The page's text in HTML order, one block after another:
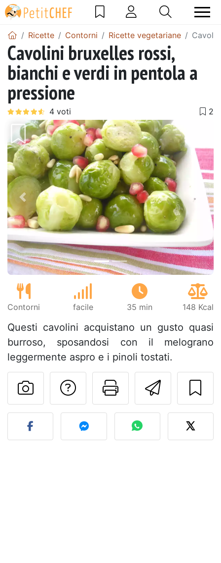
Ricette Contorni Ricette vegetariane
Cavolini bruxelles rossi,
bianchi e verdi in pentola a
pressione
Precedente
Contorni facile 35 min 148 Kcal
Questi cavolini acquistano un gusto quasi
burroso, sposandosi con il melograno
leggermente aspro e i pinoli tostati.
Invia
Stampa la
Contatta l'autore
Pubblica la foto di